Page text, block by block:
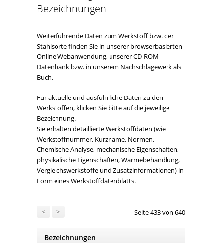
Bezeichnungen
Weiterführende Daten zum Werkstoff bzw. der
Stahlsorte finden Sie in unserer browserbasierten
Online Webanwendung, unserer CD-ROM
Datenbank bzw. in unserem Nachschlagewerk als
Buch.
Für aktuelle und ausführliche Daten zu den
Werkstoffen, klicken Sie bitte auf die jeweilige
Bezeichnung.
Sie erhalten detaillierte Werkstoffdaten (wie
Werkstoffnummer, Kurzname, Normen,
Chemische Analyse, mechanische Eigenschaften,
physikalische Eigenschaften, Wärmebehandlung,
Vergleichswerkstoffe und Zusatzinformationen) in
Form eines Werkstoffdatenblatts.
< > Seite 433 von 640
Bezeichnungen